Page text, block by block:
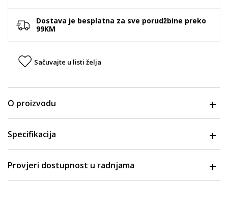
Dostava je besplatna za sve porudžbine preko
99KM
Sačuvajte u listi želja
O proizvodu
Specifikacija
Provjeri dostupnost u radnjama